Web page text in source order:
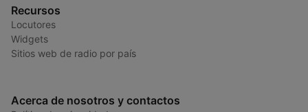
Recursos
Locutores
Widgets
Sitios web de radio por país
Acerca de nosotros y contactos